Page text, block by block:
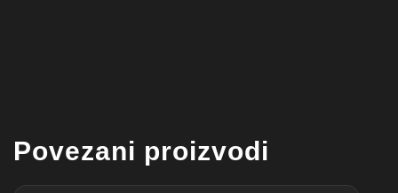
Povezani proizvodi